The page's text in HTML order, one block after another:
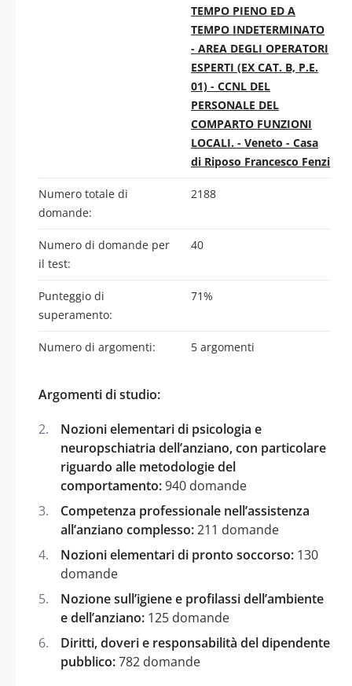
TEMPO PIENO ED A
TEMPO INDETERMINATO
- AREA DEGLI OPERATORI
ESPERTI (EX CAT. B, P.E.
01) - CCNL DEL
PERSONALE DEL
COMPARTO FUNZIONI
LOCALI. - Veneto - Casa
di Riposo Francesco Fenzi
Numero totale di
domande:
2188
Numero di domande per
il test:
40
Punteggio di
superamento:
71%
Numero di argomenti: 5 argomenti
Argomenti di studio:
Nozioni elementari di psicologia e
neuropschiatria dell’anziano, con particolare
riguardo alle metodologie del
comportamento:940 domande
Competenza professionale nell’assistenza
all’anziano complesso:211 domande
Nozioni elementari di pronto soccorso: 130
domande
Nozione sull’igiene e profilassi dell’ambiente
e dell’anziano: 125 domande
Diritti, doveri e responsabilità del dipendente
pubblico:782 domande